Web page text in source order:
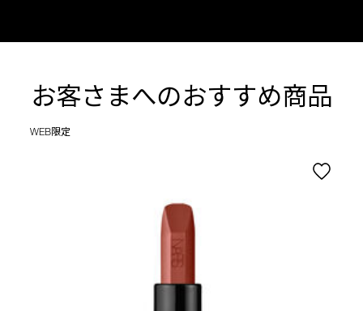
お客さまへのおすすめ商品
WEB限定